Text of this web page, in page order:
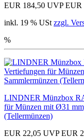
EUR 184,50 UVP EUR
inkl. 19 % USt zzgl.
%
LINDNER Münzbox
für Münzen mit Ø31
(Tellermünzen)
EUR 22,05 UVP EUR